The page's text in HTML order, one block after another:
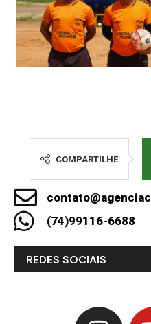
COMPARTILHE
(74)99116-6688
REDES SOCIAIS